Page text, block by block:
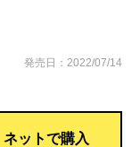
発売日：2022/07/14
ネットで購入